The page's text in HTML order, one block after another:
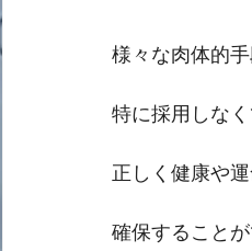
様々な肉体的
特に採用しなく
正しく健康や
確保することが